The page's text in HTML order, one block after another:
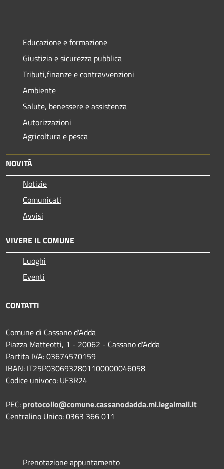
Educazione e formazione
Giustizia e sicurezza pubblica
Tributi,finanze e contravvenzioni
Ambiente
Salute, benessere e assistenza
Autorizzazioni
Agricoltura e pesca
NOVITÀ
Notizie
Comunicati
Avvisi
VIVERE IL COMUNE
Luoghi
Eventi
CONTATTI
Comune di Cassano d'Adda
Piazza Matteotti, 1 - 20062 - Cassano d'Adda
Partita IVA: 03674570159
IBAN: IT25P0306932801100000046058
Codice univoco: UF3R24
PEC: protocollo@comune.cassanodadda.mi.legalmail.it
Centralino Unico: 0363 366 011
Prenotazione appuntamento